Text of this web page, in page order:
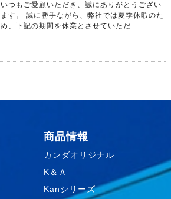
いつもご愛顧いただき、誠にありがとうござい
ます。 誠に勝手ながら、弊社では夏季休暇のた
め、下記の期間を休業とさせていただ...
商品情報
カンダオリジナル
K＆Ａ
Kanシリーズ